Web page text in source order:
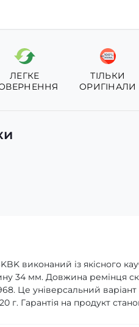
ЛЕГКЕ
ТІЛЬКИ
ОРИГІНАЛИ
виконаний із якісного
мм. Довжина ремінця
Це універсальний варіант
г. Гарантія на продукт